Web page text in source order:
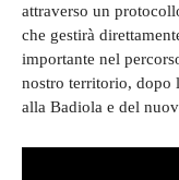
attraverso un
che gestirà
importante nel
nostro territorio, dopo
alla Badiola e del